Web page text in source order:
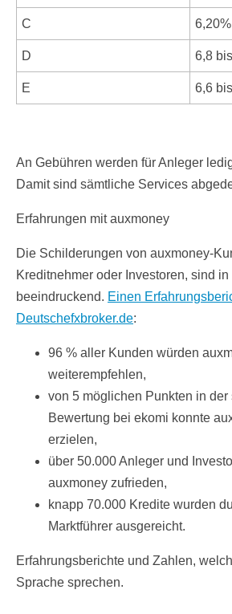
C 6,20%
D 6,8
E 6,6
An Gebühren werden für Anleger
Damit sind sämtliche Services
Erfahrungen mit auxmoney
Die Schilderungen von auxmoney-
Kreditnehmer oder Investoren, sind in
beeindruckend. Einen
Deutschefxbroker.de:
96 % aller Kunden würden
weiterempfehlen,
von 5 möglichen Punkten in der
Bewertung bei ekomi konnte
erzielen,
über 50.000 Anleger und
auxmoney zufrieden,
knapp 70.000 Kredite wurden
Marktführer ausgereicht.
Erfahrungsberichte und Zahlen,
Sprache sprechen.